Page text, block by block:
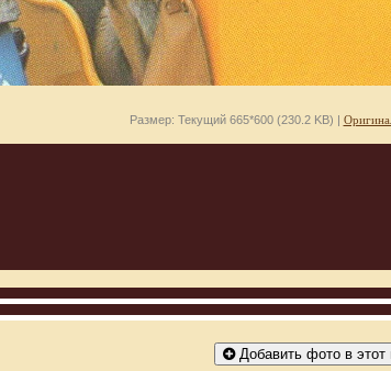
Размер: Текущий 665*600 (230.2 KB) |
Добавить фото в этот